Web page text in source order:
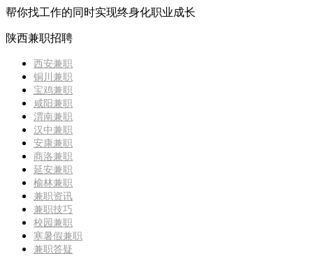
帮你找工作的同时实现终身化职业成长
陕西兼职招聘
西安兼职
铜川兼职
宝鸡兼职
咸阳兼职
渭南兼职
汉中兼职
安康兼职
商洛兼职
延安兼职
榆林兼职
兼职资讯
兼职技巧
校园兼职
寒暑假兼职
兼职答疑